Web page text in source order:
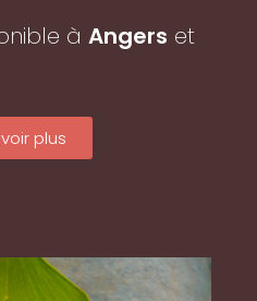
àAngers et
plus